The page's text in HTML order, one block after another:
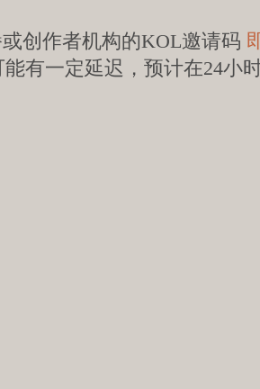
创作者机构的KOL邀请码
有一定延迟，预计在24小